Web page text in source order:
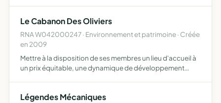
contributio…
Le Cabanon Des Oliviers
RNA W042000247 · Environnement et patrimoine · Créée
en 2009
Mettre à la disposition de ses membres un lieu d'accueil à
un prix équitable, une dynamique de développement
biodiversit…
Légendes Mécaniques